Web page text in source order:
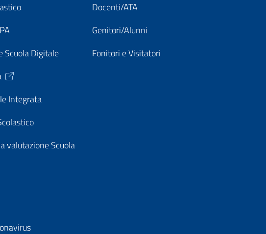
Scuola Digitale
Integrata
valutazione Scuola
Docenti/ATA
Genitori/Alunni
Fonitori e Visitatori